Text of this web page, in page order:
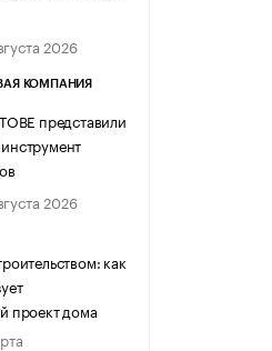
2026
КОМПАНИЯ
представили
2026
как
проект дома